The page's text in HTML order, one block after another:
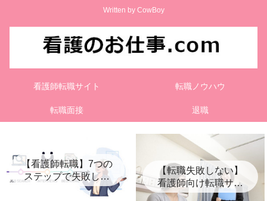
Written by CowBoy
看護師転職サイト 転職ノウハウ
転職面接 退職
【看護師転職】7つの
ステップで失敗しな
い進め方を徹底解説
【転職失敗しない】
看護師向け転職サイ
ト比較5選【おすす